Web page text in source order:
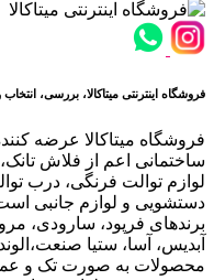
فروشگاه اینترنتی میتاکالا، بررسی،
فروشگاه میتاکالا عرضه
ساختمانی اعم از فلاش
لوازم توالت فرنگی، درب
دستشویی و لوازم جانبی
برندهای فرپود، سارودی،
آبدیس، آسا، ستیا
محصولات به صورت تک و عمده